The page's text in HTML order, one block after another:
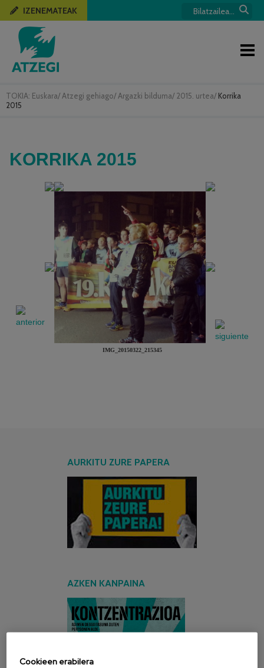
TOKIA: Euskara/ Atzegi gehiago/ Argazki bilduma/ 2015. urtea/ Korrika
2015
IZENEMATEAK
KORRIKA 2015
IMG_20150322_215345
AURKITU ZURE PAPERA
AZKEN KANPAINA
Cookieen erabilera